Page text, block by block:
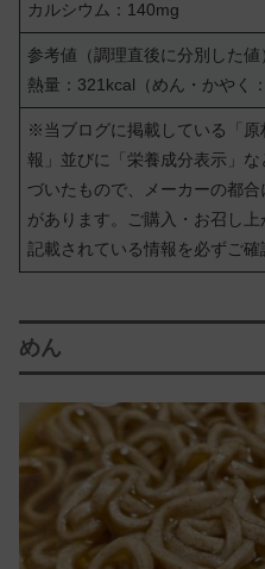
カルシウム：140mg
参考値（調理直後に分別した値
熱量：321kcal（めん・かやく
※当ブログに掲載している「
報」並びに「栄養成分表示」
づいたもので、メーカーの都
があります。ご購入・お召し
記載されている情報を必ずご確
めん